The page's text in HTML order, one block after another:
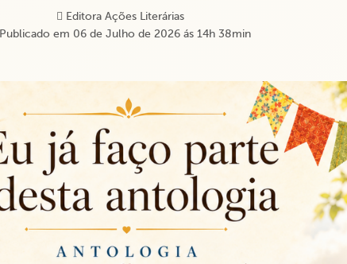
Editora Ações Literárias
Publicado em 06 de Julho de 2026 ás 14h 38min